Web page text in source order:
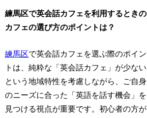
練馬区で英会話カフェを利用するときの
カフェの選び方のポイントは？
練馬区で英会話カフェを選ぶ際のポイン
トは、純粋な「英会話カフェ」が少ない
という地域特性を考慮しながら、ご自身
のニーズに合った「英語を話す機会」を
見つける視点が重要です。初心者の方が